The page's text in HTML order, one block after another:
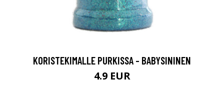
KORISTEKIMALLE PURKISSA - BABYSININEN
4.9 EUR